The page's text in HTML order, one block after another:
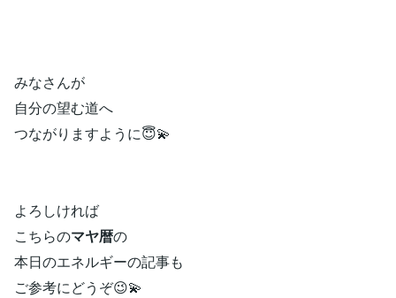
みなさんが
自分の望む道へ
つながりますように😇💫
よろしければ
こちらのマヤ暦の
本日のエネルギーの記事も
ご参考にどうぞ😉💫